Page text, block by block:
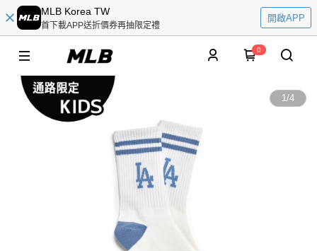
MLB Korea TW
首下載APP送折價券再抽限定禮
開啟APP
0
1/4